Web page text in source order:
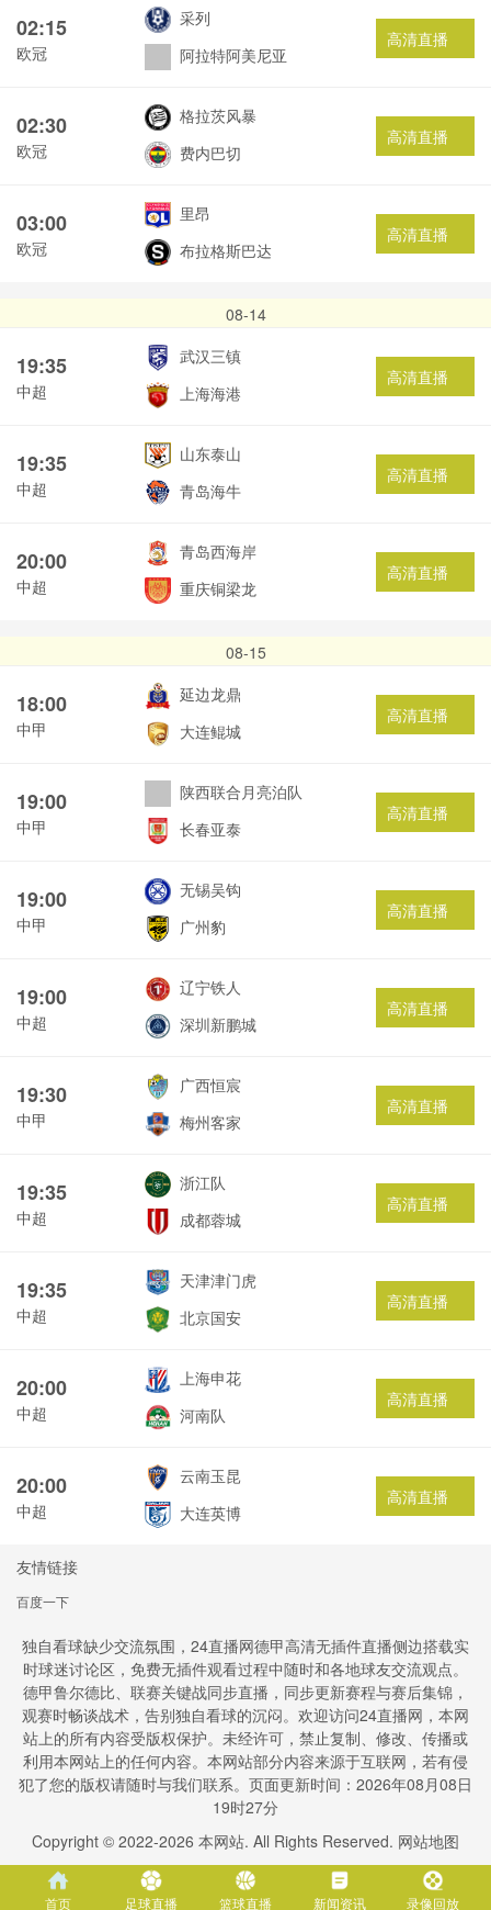
02:15
欧冠
采列
阿拉特阿美尼亚
高清直播
02:30
欧冠
格拉茨风暴
费内巴切
高清直播
03:00
欧冠
里昂
布拉格斯巴达
高清直播
08-14
19:35
中超
武汉三镇
上海海港
高清直播
19:35
中超
山东泰山
青岛海牛
高清直播
20:00
中超
青岛西海岸
重庆铜梁龙
高清直播
08-15
18:00
中甲
延边龙鼎
大连鲲城
高清直播
19:00
中甲
陕西联合月亮泊队
长春亚泰
高清直播
19:00
中甲
无锡吴钩
广州豹
高清直播
19:00
中超
辽宁铁人
深圳新鹏城
高清直播
19:30
中甲
广西恒宸
梅州客家
高清直播
19:35
中超
浙江队
成都蓉城
高清直播
19:35
中超
天津津门虎
北京国安
高清直播
20:00
中超
上海申花
河南队
高清直播
20:00
中超
云南玉昆
大连英博
高清直播
友情链接
百度一下
独自看球缺少交流氛围，24直播网德甲高清无插件直播侧边搭载实
时球迷讨论区，免费无插件观看过程中随时和各地球友交流观点。
德甲鲁尔德比、联赛关键战同步直播，同步更新赛程与赛后集锦，
观赛时畅谈战术，告别独自看球的沉闷。欢迎访问24直播网，本网
站上的所有内容受版权保护。未经许可，禁止复制、修改、传播或
利用本网站上的任何内容。本网站部分内容来源于互联网，若有侵
犯了您的版权请随时与我们联系。页面更新时间：2026年08月08日
19时27分
Copyright © 2022-2026 本网站. All Rights Reserved. 网站地图
首页 足球直播 篮球直播 新闻资讯 录像回放